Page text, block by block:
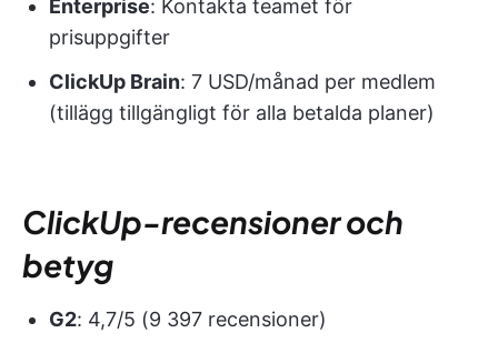
Enterprise: Kontakta teamet för
prisuppgifter
ClickUp Brain: 7 USD/månad per medlem
(tillägg tillgängligt för alla betalda planer)
ClickUp-recensioner och
betyg
G2: 4,7/5 (9 397 recensioner)